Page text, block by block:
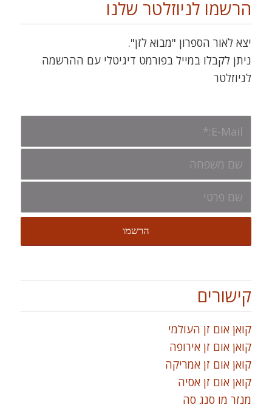
הרשמו לניוזלטר שלנו
יצא לאור הספרון "מבוא לזן".
ניתן לקבלו במייל בפורמט דיגיטלי עם ההרשמה
לניוזלטר
קישורים
קואן אום זן העולמי
קואן אום זן אירופה
קואן אום זן אמריקה
קואן אום זן אסיה
מנזר מו סנג סה